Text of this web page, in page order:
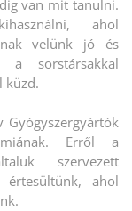
van mit tanulni.
ahol
velünk jó és
a sorstársakkal
küzd.
Erről a
szervezett
értesültünk, ahol